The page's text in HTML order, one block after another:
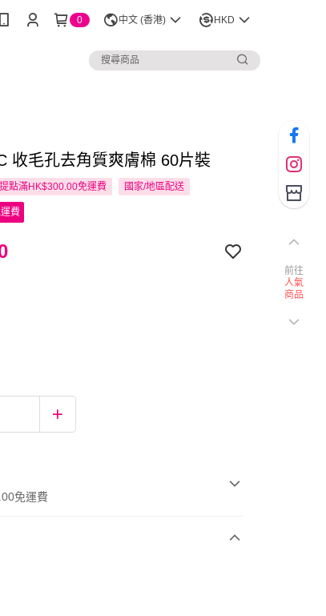
0 中文 (香港) HKD
收毛孔去角質爽膚棉 60片裝
點滿HK$300.00免運費 國家/地區配送
費
免運費
前往
人氣
商品